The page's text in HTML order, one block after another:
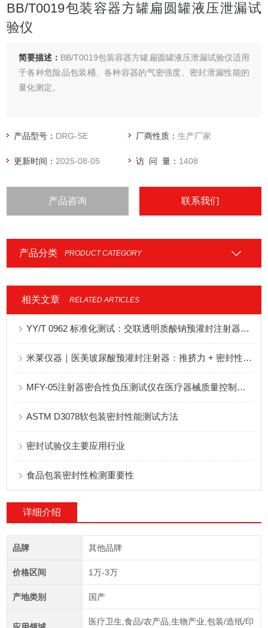
BB/T0019包装容器方罐扁圆罐液压泄漏试
验仪
简要描述： BB/T0019包装容器方罐扁圆罐液压泄漏试验仪适用
于各种危险品包装桶、各种容器的气密强度、密封泄漏性能的
量化测定。
产品型号： DRG-SE 厂商性质：生产厂家
更新时间： 2025-08-05 访 问 量： 1408
产品咨询 联系我们
产品分类 PRODUCT CATEGORY
相关文章 RELATED ARTICLES
YY/T 0962 标准化测试：交联透明质酸钠预灌封注射器推挤力测定设备推荐
米莱仪器｜医美玻尿酸预灌封注射器：推挤力 + 密封性一体化检测方案
MFY-05注射器密合性负压测试仪在医疗器械质量控制中的应用
ASTM D3078软包装密封性能测试方法
密封试验仪主要应用行业
食品包装密封性检测重要性
详细介绍
品牌 其他品牌
价格区间 1万-3万
产地类别 国产
医疗卫生,食品/农产品,生物产业,包装/造纸/印